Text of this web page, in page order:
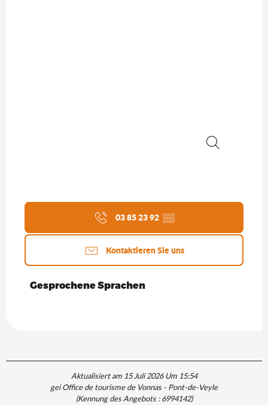
03 85 23 92 ▒▒
Kontaktieren Sie uns
Gesprochene Sprachen
Gesprochene Sprachen
Aktualisiert am 15 Juli 2026 Um 15:54
gei Office de tourisme de Vonnas - Pont-de-Veyle
(Kennung des Angebots :6994142)